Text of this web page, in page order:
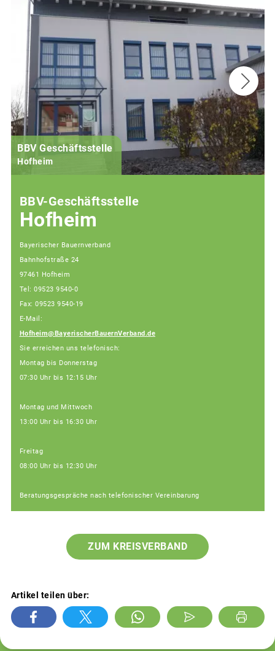
BBV Geschäftsstelle
Hofheim
BBV-Geschäftsstelle
Hofheim
Bayerischer Bauernverband
Bahnhofstraße 24
97461 Hofheim
Tel: 09523 9540-0
Fax: 09523 9540-19
E-Mail:
Hofheim@BayerischerBauernVerband.de
Sie erreichen uns telefonisch:
Montag bis Donnerstag
07:30 Uhr bis 12:15 Uhr
Montag und Mittwoch
13:00 Uhr bis 16:30 Uhr
Freitag
08:00 Uhr bis 12:30 Uhr
Beratungsgespräche nach telefonischer Vereinbarung
ZUM KREISVERBAND
Artikel teilen über: